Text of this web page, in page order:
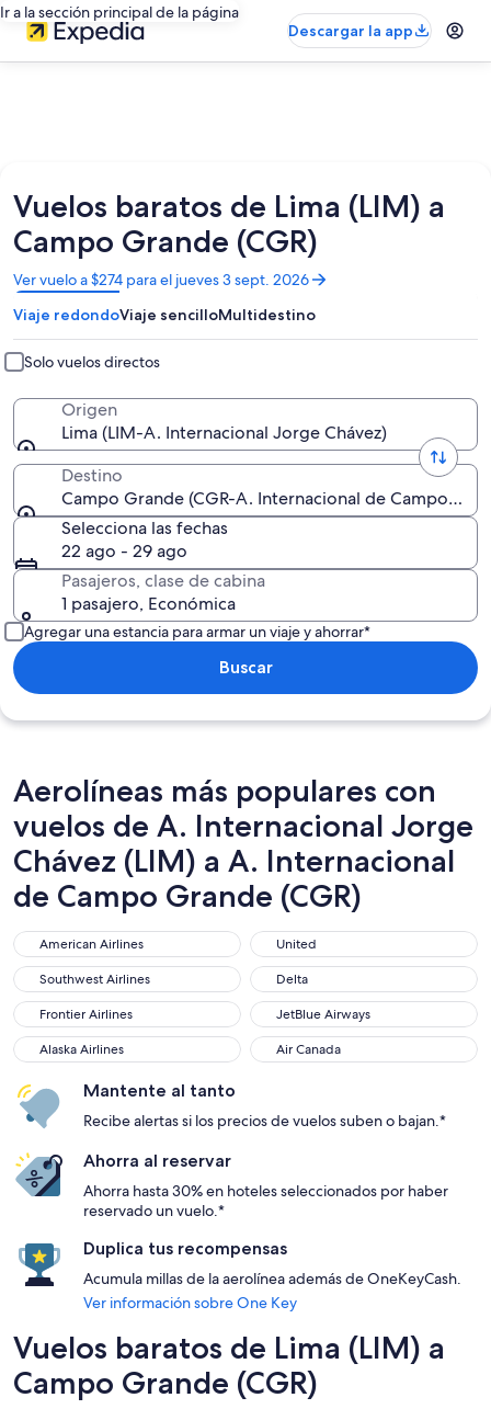
Ir a la sección principal de la página
Descargar la app
Vuelos baratos de Lima (LIM) a
Campo Grande (CGR)
Ver vuelo a $274 para el jueves 3 sept. 2026
Se
abrirá
en
una
nueva
ventana
Viaje redondoViaje sencilloMultidestino
Solo vuelos directos
Origen
Lima (LIM-A. Internacional Jorge Chávez)
Destino
Campo Grande (CGR-A. Internacional de Campo
Selecciona las fechas
22 ago - 29 ago
Pasajeros, clase de cabina
1 pasajero, Económica
Agregar una estancia para armar un viaje y ahorrar*
Buscar
Aerolíneas más populares con
vuelos de A. Internacional Jorge
Chávez (LIM) a A. Internacional
de Campo Grande (CGR)
American Airlines
American Airlines United
United
Southwest Airlines
Southwest Airlines Delta
Delta
Frontier Airlines
Frontier Airlines JetBlue Airways
JetBlue Airways
Alaska Airlines
Alaska Airlines Air Canada
Air Canada
Mantente al tanto
Recibe alertas si los precios de vuelos suben o bajan.*
Ahorra al reservar
Ahorra hasta 30% en hoteles seleccionados por haber
reservado un vuelo.*
Duplica tus recompensas
Acumula millas de la aerolínea además de OneKeyCash.
Ver información sobre One Key
Vuelos baratos de Lima (LIM) a
Campo Grande (CGR)